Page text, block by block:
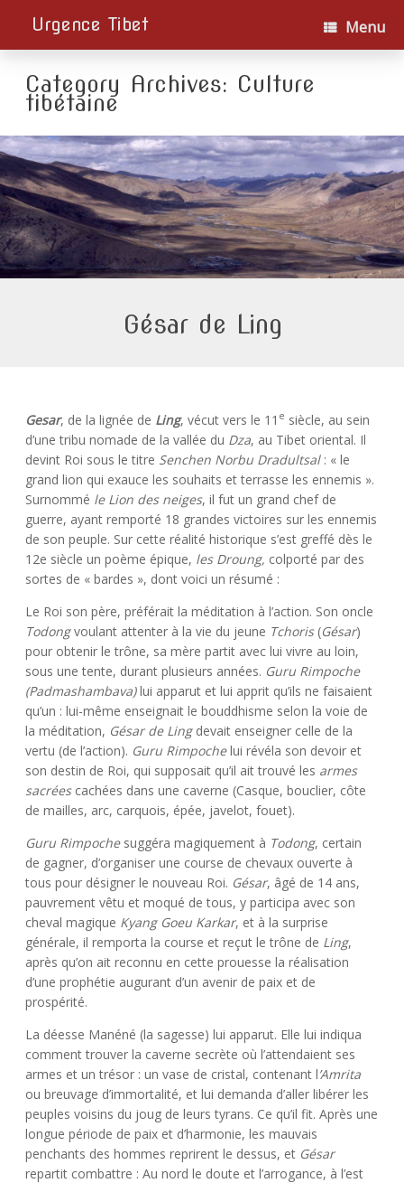
Urgence Tibet Menu
Category Archives: Culture
tibétaine
Gésar de Ling
Gesar, de la lignée de Ling, vécut vers le 11 e siècle, au sein
d’une tribu nomade de la vallée du Dza, au Tibet oriental. Il
devint Roi sous le titre Senchen Norbu Dradultsal: « le
grand lion qui exauce les souhaits et terrasse les ennemis ».
Surnommé le Lion des neiges, il fut un grand chef de
guerre, ayant remporté 18 grandes victoires sur les ennemis
de son peuple. Sur cette réalité historique s’est greffé dès le
12e siècle un poème épique, les Droung, colporté par des
sortes de « bardes », dont voici un résumé :
Le Roi son père, préférait la méditation à l’action. Son oncle
Todongvoulant attenter à la vie du jeune Tchoris(Gésar)
pour obtenir le trône, sa mère partit avec lui vivre au loin,
sous une tente, durant plusieurs années. Guru Rimpoche
(Padmashambava)lui apparut et lui apprit qu’ils ne faisaient
qu’un : lui-même enseignait le bouddhisme selon la voie de
la méditation, Gésar de Lingdevait enseigner celle de la
vertu (de l’action). Guru Rimpochelui révéla son devoir et
son destin de Roi, qui supposait qu’il ait trouvé les armes
sacréescachées dans une caverne (Casque, bouclier, côte
de mailles, arc, carquois, épée, javelot, fouet).
Guru Rimpochesuggéra magiquement à Todong, certain
de gagner, d’organiser une course de chevaux ouverte à
tous pour désigner le nouveau Roi. Gésar, âgé de 14 ans,
pauvrement vêtu et moqué de tous, y participa avec son
cheval magique Kyang Goeu Karkar, et à la surprise
générale, il remporta la course et reçut le trône de Ling,
après qu’on ait reconnu en cette prouesse la réalisation
d’une prophétie augurant d’un avenir de paix et de
prospérité.
La déesse Manéné (la sagesse) lui apparut. Elle lui indiqua
comment trouver la caverne secrète où l’attendaient ses
armes et un trésor : un vase de cristal, contenant l’Amrita
ou breuvage d’immortalité, et lui demanda d’aller libérer les
peuples voisins du joug de leurs tyrans. Ce qu’il fit. Après une
longue période de paix et d’harmonie, les mauvais
penchants des hommes reprirent le dessus, et Gésar
repartit combattre : Au nord le doute et l’arrogance, à l’est